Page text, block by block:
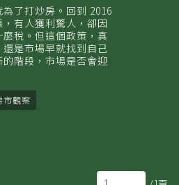
了打炒房。回到 2016
有人獲利驚人，卻因
稅。但這個政策，真
是市場早就找到自己
階段，市場是否會迎
市觀察